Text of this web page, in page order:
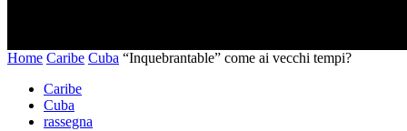
Home Caribe Cuba “Inquebrantable” come ai vecchi tempi?
Caribe
Cuba
rassegna